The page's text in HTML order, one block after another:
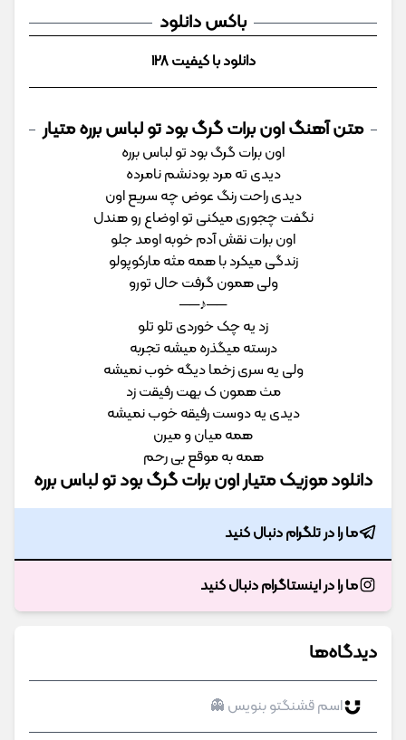
باکس دانلود
دانلود با کیفیت 128
متن آهنگ اون برات گرگ بود تو لباس برره متیار
اون برات گرگ بود تو لباس برره
دیدی ته مرد بودنشم نامرده
دیدی راحت رنگ عوض چه سریع اون
نگفت چجوری میکنی تو اوضاع رو هندل
اون برات نقش آدم خوبه اومد جلو
زندگی میکرد با همه مثه مارکوپولو
ولی همون گرفت حال تورو
──♪──
زد یه چک خوردی تلو تلو
درسته میگذره میشه تجربه
ولی یه سری زخما دیگه خوب نمیشه
مث همون ک بهت رفیقت زد
دیدی یه دوست رفیقه خوب نمیشه
همه میان و میرن
همه به موقع بی رحم
دانلود موزیک متیار اون برات گرگ بود تو لباس برره
ما را در تلگرام دنبال کنید
ما را در اینستاگرام دنبال کنید
دیدگاه‌ها